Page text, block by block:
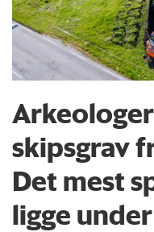
skipsgrav
Det mest
ligge